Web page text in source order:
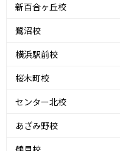
新百合ヶ丘校
鷺沼校
横浜駅前校
桜木町校
センター北校
あざみ野校